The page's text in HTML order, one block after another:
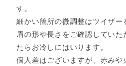
す。
細かい箇所の微調整はツイザー
眉の形や長さをご確認していた
たらお冷しにはいります。
個人差はございますが、赤みや